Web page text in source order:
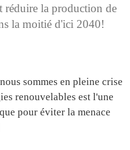
réduire la production de
la moitié d'ici 2040!
sommes en pleine crise
renouvelables est l'une
pour éviter la menace